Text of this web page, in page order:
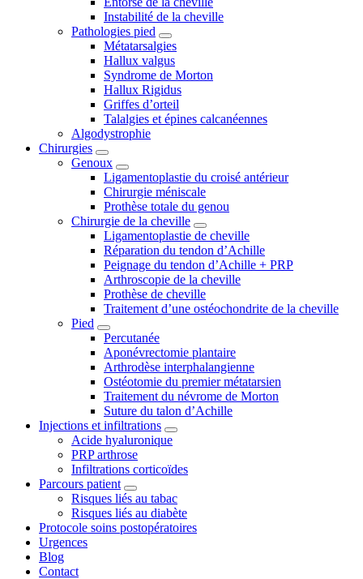
Instabilité de la cheville
Pathologies pied
Métatarsalgies
Hallux valgus
Syndrome de Morton
Hallux Rigidus
Griffes d’orteil
Talalgies et épines calcanéennes
Algodystrophie
Chirurgies
Genoux
Ligamentoplastie du croisé antérieur
Chirurgie méniscale
Prothèse totale du genou
Chirurgie de la cheville
Ligamentoplastie de cheville
Réparation du tendon d’Achille
Peignage du tendon d’Achille + PRP
Arthroscopie de la cheville
Prothèse de cheville
Traitement d’une ostéochondrite de la cheville
Pied
Percutanée
Aponévrectomie plantaire
Arthrodèse interphalangienne
Ostéotomie du premier métatarsien
Traitement du névrome de Morton
Suture du talon d’Achille
Injections et infiltrations
Acide hyaluronique
PRP arthrose
Infiltrations corticoïdes
Parcours patient
Risques liés au tabac
Risques liés au diabète
Protocole soins postopératoires
Urgences
Blog
Contact